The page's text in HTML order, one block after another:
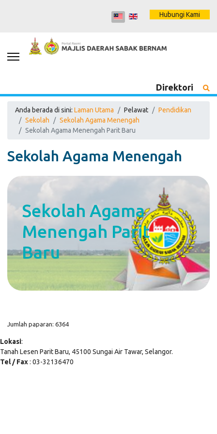
Hubungi Kami
Direktori
Anda berada di sini: Laman Utama Pelawat
Pendidikan
Sekolah
Sekolah Agama Menengah
Sekolah Agama Menengah Parit Baru
Sekolah Agama Menengah
Sekolah Agama
Menengah Parit
Baru
Jumlah paparan: 6364
Lokasi:
Tanah Lesen Parit Baru, 45100 Sungai Air Tawar, Selangor.
Tel / Fax: 03-32136470